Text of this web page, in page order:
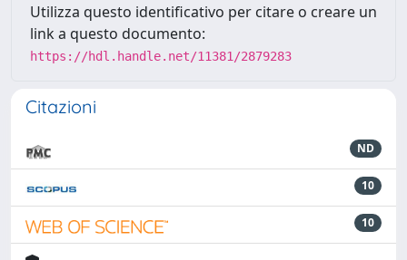
Utilizza questo identificativo per citare o creare un
link a questo documento:
https://hdl.handle.net/11381/2879283
Citazioni
ND
10
10